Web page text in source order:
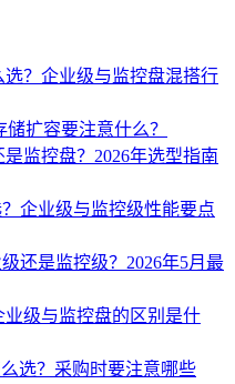
选？企业级与监控盘混搭行
扩容要注意什么？
监控盘？2026年选型指南
企业级与监控级性能要点
还是监控级？2026年5月最
业级与监控盘的区别是什
选？采购时要注意哪些